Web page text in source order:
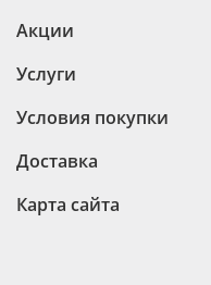
Акции
Услуги
Условия покупки
Доставка
Карта сайта